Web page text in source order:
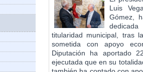
Luis
Gómez,
titularidad municipal, tras
sometida con apoyo
Diputación ha aportado
ejecutada que en su